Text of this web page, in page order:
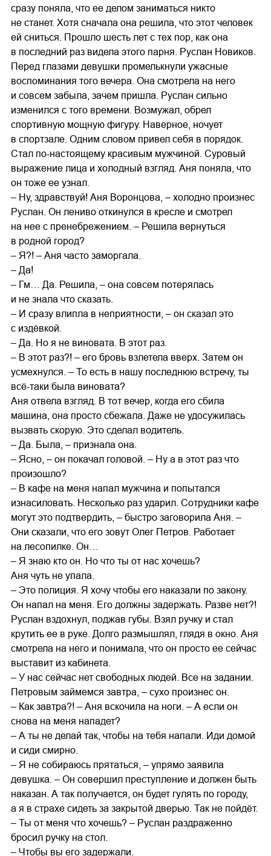
сразу поняла, что ее делом заниматься никто
не станет. Хотя сначала она решила, что этот человек
ей сниться. Прошло шесть лет с тех пор, как она
в последний раз видела этого парня. Руслан Новиков.
Перед глазами девушки промелькнули ужасные
воспоминания того вечера. Она смотрела на него
и совсем забыла, зачем пришла. Руслан сильно
изменился с того времени. Возмужал, обрел
спортивную мощную фигуру. Наверное, ночует
в спортзале. Одним словом привел себя в порядок.
Стал по-настоящему красивым мужчиной. Суровый
выражение лица и холодный взгляд. Аня поняла, что
он тоже ее узнал.
– Ну, здравствуй! Аня Воронцова, – холодно произнес
Руслан. Он лениво откинулся в кресле и смотрел
на нее с пренебрежением. – Решила вернуться
в родной город?
– Я?! – Аня часто заморгала.
– Да!
– Гм… Да. Решила, – она совсем потерялась
и не знала что сказать.
– И сразу влипла в неприятности, – он сказал это
с издёвкой.
– Да. Но я не виновата. В этот раз.
– В этот раз?! – его бровь взлетела вверх. Затем он
усмехнулся. – То есть в нашу последнюю встречу, ты
всё-таки была виновата?
Аня отвела взгляд. В тот вечер, когда его сбила
машина, она просто сбежала. Даже не удосужилась
вызвать скорую. Это сделал водитель.
– Да. Была, – признала она.
– Ясно, – он покачал головой. – Ну а в этот раз что
произошло?
– В кафе на меня напал мужчина и попытался
изнасиловать. Несколько раз ударил. Сотрудники кафе
могут это подтвердить, – быстро заговорила Аня. –
Они сказали, что его зовут Олег Петров. Работает
на лесопилке. Он…
– Я знаю кто он. Но что ты от нас хочешь?
Аня чуть не упала.
– Это полиция. Я хочу чтобы его наказали по закону.
Он напал на меня. Его должны задержать. Разве нет?!
Руслан вздохнул, поджав губы. Взял ручку и стал
крутить ее в руке. Долго размышлял, глядя в окно. Аня
смотрела на него и понимала, что он просто ее сейчас
выставит из кабинета.
– У нас сейчас нет свободных людей. Все на задании.
Петровым займемся завтра, – сухо произнес он.
– Как завтра?! – Аня вскочила на ноги. – А если он
снова на меня нападет?
– А ты не делай так, чтобы на тебя напали. Иди домой
и сиди смирно.
– Я не собираюсь прятаться, – упрямо заявила
девушка. – Он совершил преступление и должен быть
наказан. А так получается, он будет гулять по городу,
а я в страхе сидеть за закрытой дверью. Так не пойдёт.
– Ты от меня что хочешь? – Руслан раздраженно
бросил ручку на стол.
– Чтобы вы его задержали.